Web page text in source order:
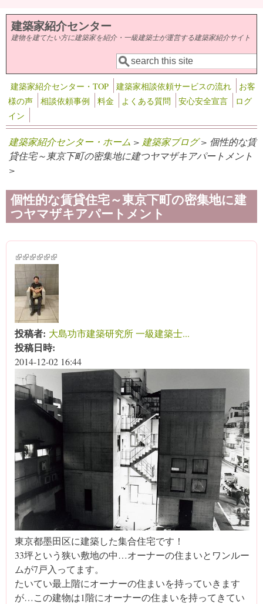
メインコンテンツに移動
建築家紹介センター
建物を建てたい方に建築家を紹介・一級建築士が運営する建築家紹介サイト
検索フォーム
検索
建築家紹介センター・TOP 建築家相談依頼サービスの流れ
お客
様の声
相談依頼事例 料金 よくある質問 安心安全宣言
ログ
イン
建築家紹介センター・ホーム > 建築家ブログ> 個性的な賃
貸住宅～東京下町の密集地に建つヤマザキアパートメント
>
個性的な賃貸住宅～東京下町の密集地に建
つヤマザキアパートメント
(link is external)
(link is external)
(link is external)
(link is external)
(link is external)
(link is external)
投稿者: 大島功市建築研究所 一級建築士...
投稿日時:
2014-12-02 16:44
東京都墨田区に建築した集合住宅です！
33坪という狭い敷地の中…オーナーの住まいとワンルー
ムが7戸入ってます。
たいてい最上階にオーナーの住まいを持っていきます
が…この建物は1階にオーナーの住まいを持ってきてい